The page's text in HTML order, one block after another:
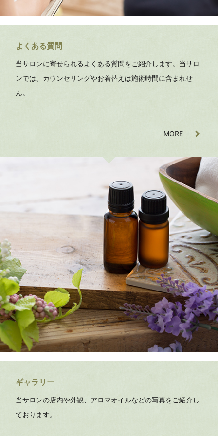
よくある質問
当サロンに寄せられるよくある質問をご紹介します。当サロ
ンでは、カウンセリングやお着替えは施術時間に含まれせ
ん。
MORE
ギャラリー
当サロンの店内や外観、アロマオイルなどの写真をご紹介し
ております。